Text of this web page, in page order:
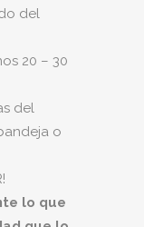
del
20 – 30
del
o
lo que